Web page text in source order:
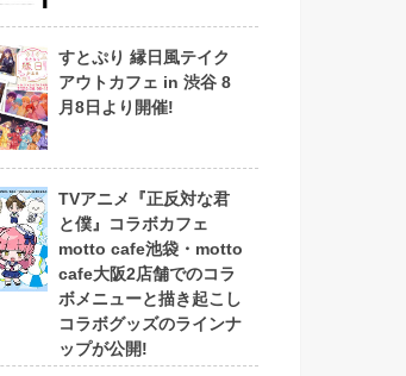
すとぷり 縁日風テイク
アウトカフェ in 渋谷 8
月8日より開催!
TVアニメ『正反対な君
と僕』コラボカフェ
motto cafe池袋・motto
cafe大阪2店舗でのコラ
ボメニューと描き起こし
コラボグッズのラインナ
ップが公開!